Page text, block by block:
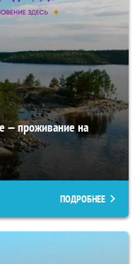
— проживание на
ПОДРОБНЕЕ